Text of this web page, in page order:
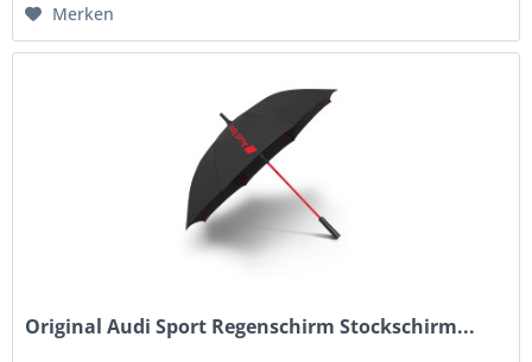
Merken
Original Audi Sport Regenschirm Stockschirm...